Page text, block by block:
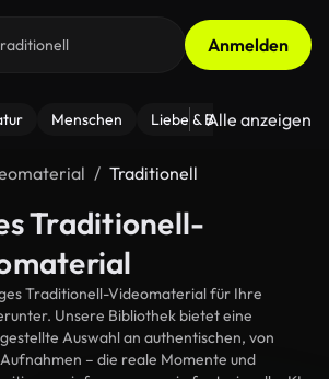
Anmelden
Menschen Liebe & Beziehungen
Alle anzeigen
Traditionell
Traditionell-
Traditionell-Videomaterial für Ihre
Unsere Bibliothek bietet eine
Auswahl an authentischen, von
– die reale Momente und